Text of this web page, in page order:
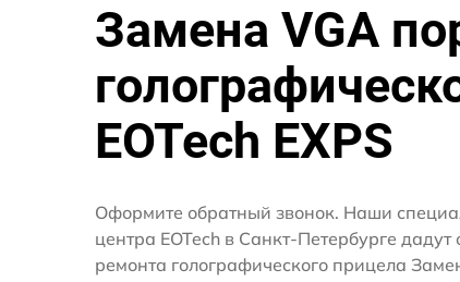
Замена VGA
EOTech EXPS
Оформите обратный звонок. Наши
центра EOTech в Санкт-Петербурге дадут
ремонта голографического прицела